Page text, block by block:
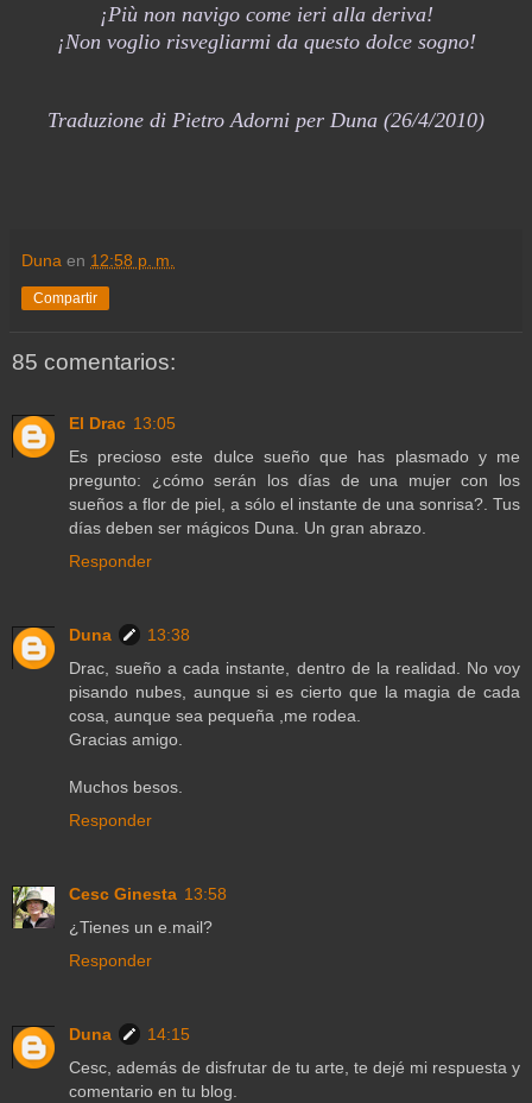
¡Più non navigo come ieri alla deriva!
¡Non voglio risvegliarmi da questo dolce sogno!
Traduzione di Pietro Adorni per Duna (26/4/2010)
Duna en 12:58 p. m.
Compartir
85 comentarios:
El Drac 13:05
Es precioso este dulce sueño que has plasmado y me
pregunto: ¿cómo serán los días de una mujer con los
sueños a flor de piel, a sólo el instante de una sonrisa?. Tus
días deben ser mágicos Duna. Un gran abrazo.
Responder
Duna
13:38
Drac, sueño a cada instante, dentro de la realidad. No voy
pisando nubes, aunque si es cierto que la magia de cada
cosa, aunque sea pequeña ,me rodea.
Gracias amigo.
Muchos besos.
Responder
Cesc Ginesta 13:58
¿Tienes un e.mail?
Responder
Duna
14:15
Cesc, además de disfrutar de tu arte, te dejé mi respuesta y
comentario en tu blog.